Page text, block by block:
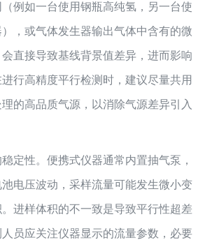
例如一台使用钢瓶高纯氢，另一台使
，或气体发生器输出气体中含有的微
直接导致基线背景值差异，进而影响
行高精度平行检测时，建议尽量共用
的高品质气源，以消除气源差异引入
定性。便携式仪器通常内置抽气泵，
电压波动，采样流量可能发生微小变
进样体积的不一致是导致平行性超差
员应关注仪器显示的流量参数，必要